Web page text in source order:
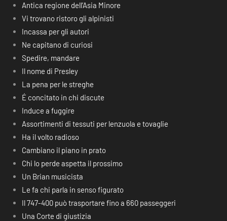
Antica regione dell’Asia Minore
Vi trovano ristoro gli alpinisti
Incassa per gli autori
Ne capitano di curiosi
Spedire, mandare
Il nome di Presley
La pena per le streghe
É concitato in chi discute
Induce a fuggire
Assortimenti di tessuti per lenzuola e tovaglie
Ha il volto radioso
Cambiano il piano in prato
Chi lo perde aspetta il prossimo
Un Brian musicista
Le fa chi parla in senso figurato
Il 747-400 può trasportare fino a 660 passeggeri
Una Corte di giustizia